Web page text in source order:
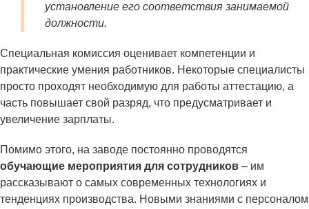
установление его соответствия занимаемой
должности.
Специальная комиссия оценивает компетенции и
практические умения работников. Некоторые специалисты
просто проходят необходимую для работы аттестацию, а
часть повышает свой разряд, что предусматривает и
увеличение зарплаты.
Помимо этого, на заводе постоянно проводятся
обучающие мероприятия для сотрудников – им
рассказывают о самых современных технологиях и
тенденциях производства. Новыми знаниями с персоналом